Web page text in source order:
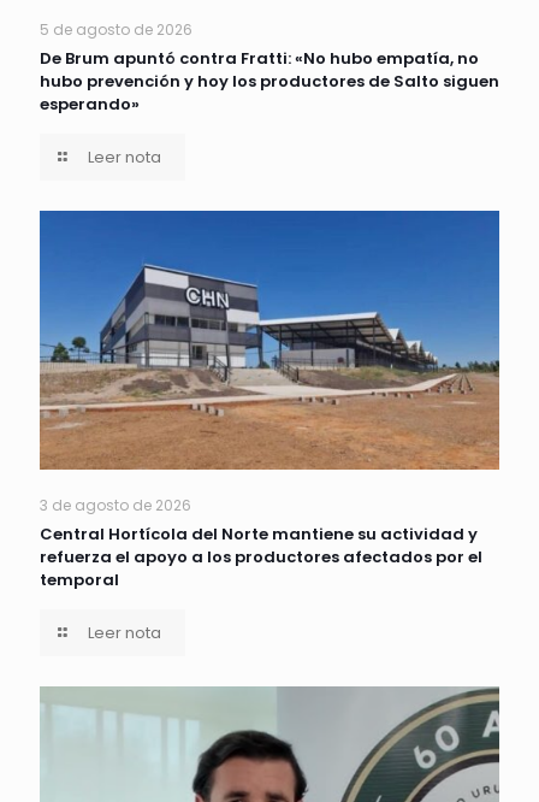
5 de agosto de 2026
De Brum apuntó contra Fratti: «No hubo empatía, no
hubo prevención y hoy los productores de Salto siguen
esperando»
Leer nota
3 de agosto de 2026
Central Hortícola del Norte mantiene su actividad y
refuerza el apoyo a los productores afectados por el
temporal
Leer nota